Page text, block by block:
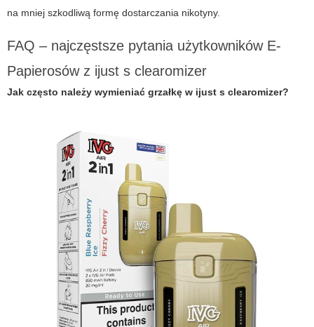
na mniej szkodliwą formę dostarczania nikotyny.
FAQ – najczęstsze pytania użytkowników E-
Papierosów z ijust s clearomizer
Jak często należy wymieniać grzałkę w ijust s clearomizer?